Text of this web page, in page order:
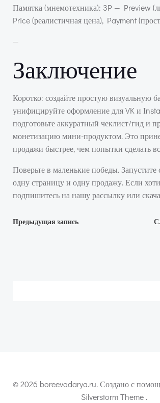
Памятка (мнемотехника): 3P — Preview
Price (реалистичная цена), Payment
—
Заключение
Коротко: создайте простую визуальную
унифицируйте оформление для VK и
подготовьте аккуратный чеклист/гид и
монетизацию мини-продуктом. Это
продажи быстрее, чем попытки сделать
Поверьте в маленькие победы. Запустите
одну страницу и одну продажу. Если
подпишитесь на нашу рассылку или
Навигация
Предыдущая запись
© 2026 boreevadarya.ru. Создано с
Silverstorm Theme .